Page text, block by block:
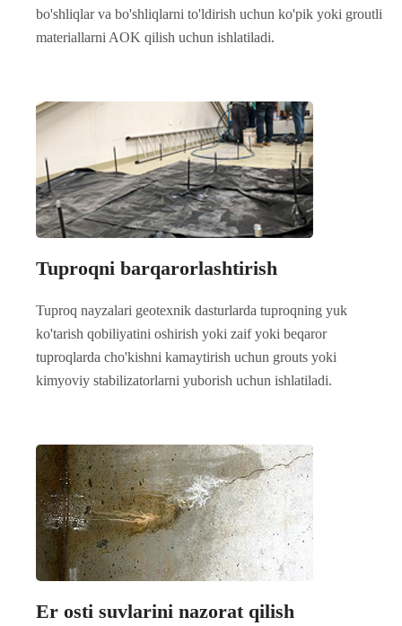
bo'shliqlar va bo'shliqlarni to'ldirish uchun ko'pik yoki groutli
materiallarni AOK qilish uchun ishlatiladi.
Tuproqni barqarorlashtirish
Tuproq nayzalari geotexnik dasturlarda tuproqning yuk
ko'tarish qobiliyatini oshirish yoki zaif yoki beqaror
tuproqlarda cho'kishni kamaytirish uchun grouts yoki
kimyoviy stabilizatorlarni yuborish uchun ishlatiladi.
Er osti suvlarini nazorat qilish